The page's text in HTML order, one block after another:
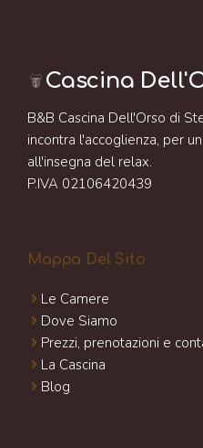
Cascina
B&B Cascina Dell'Orso di
incontra l'accoglienza, per
all'insegna del relax.
P.IVA 02106420439
Mappa Del Sito
Le Camere
Dove Siamo
Prezzi, prenotazioni e
La Cascina
Blog